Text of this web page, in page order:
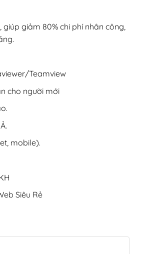
giảm 80% chi phí nhân công,
Teamview
cho người mới
mobile).
Siêu Rẻ